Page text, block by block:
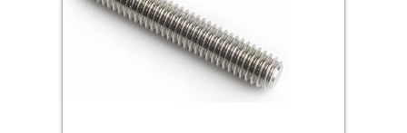
Инструмент
Крюки, кольца с метрической резьбой